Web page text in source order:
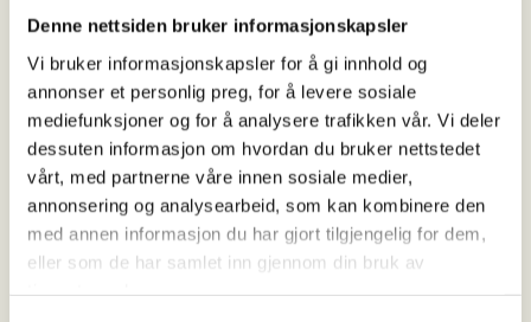
Denne nettsiden bruker informasjonskapsler
Vi bruker informasjonskapsler for å gi innhold og
annonser et personlig preg, for å levere sosiale
mediefunksjoner og for å analysere trafikken vår. Vi deler
dessuten informasjon om hvordan du bruker nettstedet
vårt, med partnerne våre innen sosiale medier,
annonsering og analysearbeid, som kan kombinere den
med annen informasjon du har gjort tilgjengelig for dem,
eller som de har samlet inn gjennom din bruk av
Nær 7 av 10 er uenige i at det bør utbygges
vannkraft i uberørte vassdrag.
Flere, 3 prosentpoeng, er helt enige i at det bør
pålegges miljøtiltak blant kraftprodusenter for å
bedre miljø.
Hele 81 prosent av befolkningen er positive til
utbygging av vindkraft i Norge. Mest positiv
holdning blant unge, men det er mer negative
holdning med økende alder.